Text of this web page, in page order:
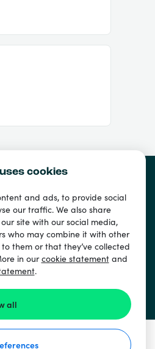
cookies
and ads, to provide social
our traffic. We also share
site with our social media,
who may combine it with other
them or that they’ve collected
in ourcookie statementand
.
all